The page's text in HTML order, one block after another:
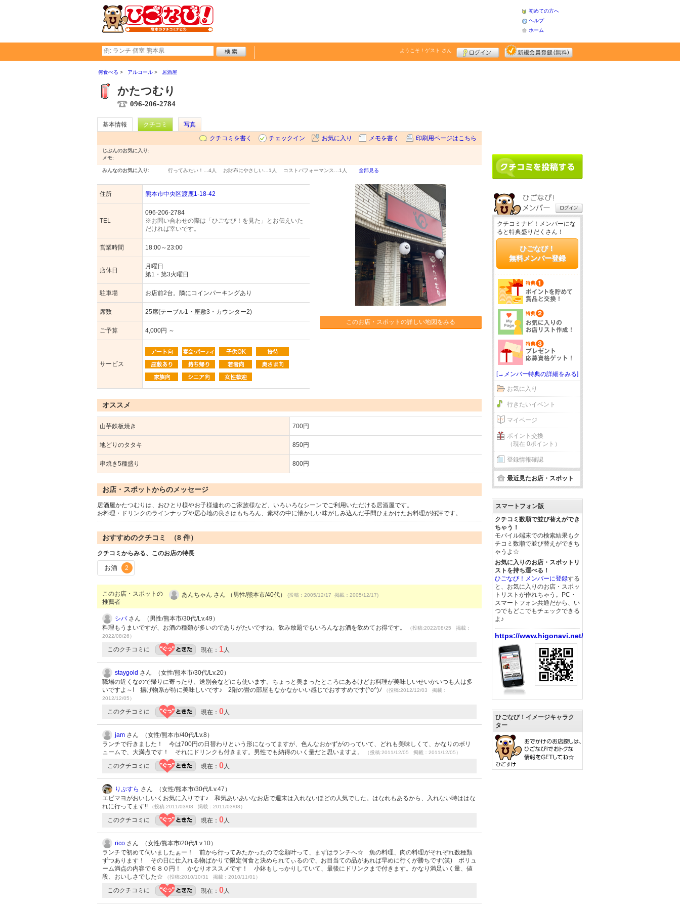
初めての方へ
ヘルプ
ホーム
ようこそ！ ゲスト さん
何食べる アルコール 居酒屋
かたつむり
096-206-2784
基本情報 クチコミ
写真
クチコミを書く
チェックイン お気に入り メモを書く 印刷用ページはこちら
じぶんのお気に入り:
メモ:
みんなのお気に入り: 行ってみたい！… 4人 お財布にやさしい… 1人 コストパフォーマンス… 1人 全部見る
住所 熊本市中央区渡鹿1-18-42
TEL
096-206-2784
※お問い合わせの際は「ひごなび！を見た」とお伝えいた
だければ幸いです。
営業時間 18:00～23:00
店休日
月曜日
第1・第3火曜日
駐車場 お店前2台。隣にコインパーキングあり
席数 25席(テーブル1・座敷3・カウンター2)
ご予算 4,000円 ～
サービス
このお店・スポットの詳しい地図をみる
オススメ
山芋鉄板焼き 700円
地どりのタタキ 850円
串焼き5種盛り 800円
お店・スポットからのメッセージ
居酒屋かたつむりは、おひとり様やお子様連れのご家族様など、いろいろなシーンでご利用いただける居酒屋です。
お料理・ドリンクのラインナップや居心地の良さはもちろん、素材の中に懐かしい味がしみ込んだ手間ひまかけたお料理が好評です。
おすすめのクチコミ （8 件）
クチコミからみる、このお店の特長
お酒 2
このお店・スポットの
推薦者
あんちゃん さん （男性/熊本市/40代） (投稿：2005/12/17 掲載：2005/12/17)
シバさん （男性/熊本市/30代/Lv.49）
料理もうまいですが、お酒の種類が多いのでありがたいですね。飲み放題でもいろんなお酒を飲めてお得です。
（投稿:2022/08/25 掲載：
2022/08/26）
このクチコミに 現在： 1 人
staygold さん （女性/熊本市/30代/Lv.20）
職場の近くなので帰りに寄ったり、送別会などにも使います。ちょっと奥まったところにあるけどお料理が美味しいせいかいつも人は多
いですよ～! 揚げ物系が特に美味しいです♪ 2階の畳の部屋もなかなかいい感じでおすすめです(^o^)ﾉ
（投稿:2012/12/03 掲載：
2012/12/05）
このクチコミに 現在： 0 人
jam さん （女性/熊本市/40代/Lv.8）
ランチで行きました！ 今は700円の日替わりという形になってますが、色んなおかずがのっていて、どれも美味しくて、かなりのボリ
ュームで、大満点です！ それにドリンクも付きます。男性でも納得のいく量だと思いますよ。
（投稿:2011/12/05 掲載：2011/12/05）
このクチコミに 現在： 0 人
りぷすら さん （女性/熊本市/30代/Lv.47）
エビマヨがおいしいくお気に入りです♪ 和気あいあいなお店で週末は入れないほどの人気でした。はなれもあるから、入れない時ははな
れに行ってます!!
（投稿:2011/03/08 掲載：2011/03/08）
このクチコミに 現在： 0 人
rico さん （女性/熊本市/20代/Lv.10）
ランチで初めて伺いましたぁー！ 前から行ってみたかったので念願叶って、まずはランチへ☆ 魚の料理、肉の料理がそれぞれ数種類
ずつあります！ その日に仕入れる物ばかりで限定何食と決められてぃるので、お目当ての品があれば早めに行くが勝ちです(笑) ボリュ
ーム満点の内容で６８０円！ かなりオススメです！ 小鉢もしっかりしていて、最後にドリンクまで付きます。かなり満足いく量、値
段、おいしさでした☆
（投稿:2010/10/31 掲載：2010/11/01）
このクチコミに 現在： 0 人
クチコミナビ！メンバーにな
ると特典盛りだくさん！
ひごなび！
無料メンバー登録
[→メンバー特典の詳細をみる]
お気に入り
行きたいイベント
マイページ
ポイント交換
（現在 0ポイント）
登録情報確認
最近見たお店・スポット
スマートフォン版
クチコミ数順で並び替えができ
ちゃう！
モバイル端末での検索結果もク
チコミ数順で並び替えができち
ゃうよ☆
お気に入りのお店・スポットリ
ストを持ち運べる！
ひごなび！メンバーに登録する
と、お気に入りのお店・スポッ
トリストが作れちゃう。PC・
スマートフォン共通だから、い
つでもどこでもチェックできる
よ♪
https://www.higonavi.net/
ひごなび！イメージキャラク
ター